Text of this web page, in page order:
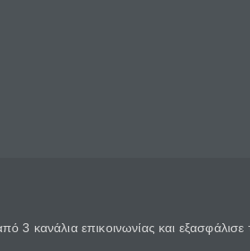
κανάλια επικοινωνίας και